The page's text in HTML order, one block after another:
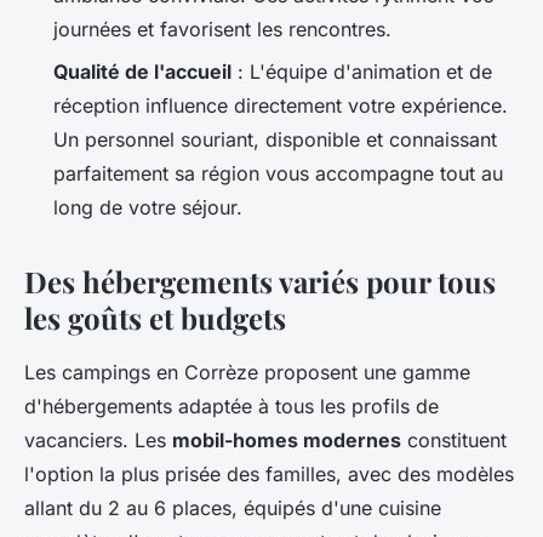
journées et favorisent les rencontres.
Qualité de l'accueil : L'équipe d'animation et de
réception influence directement votre expérience.
Un personnel souriant, disponible et connaissant
parfaitement sa région vous accompagne tout au
long de votre séjour.
Des hébergements variés pour tous
les goûts et budgets
Les campings en Corrèze proposent une gamme
d'hébergements adaptée à tous les profils de
vacanciers. Les mobil-homes modernes constituent
l'option la plus prisée des familles, avec des modèles
allant du 2 au 6 places, équipés d'une cuisine